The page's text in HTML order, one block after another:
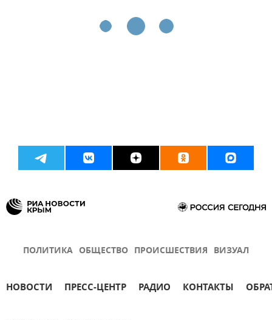
ПОЛИТИКА ОБЩЕСТВО ПРОИСШЕСТВИЯ ВИЗУАЛ
НОВОСТИ ПРЕСС-ЦЕНТР РАДИО КОНТАКТЫ